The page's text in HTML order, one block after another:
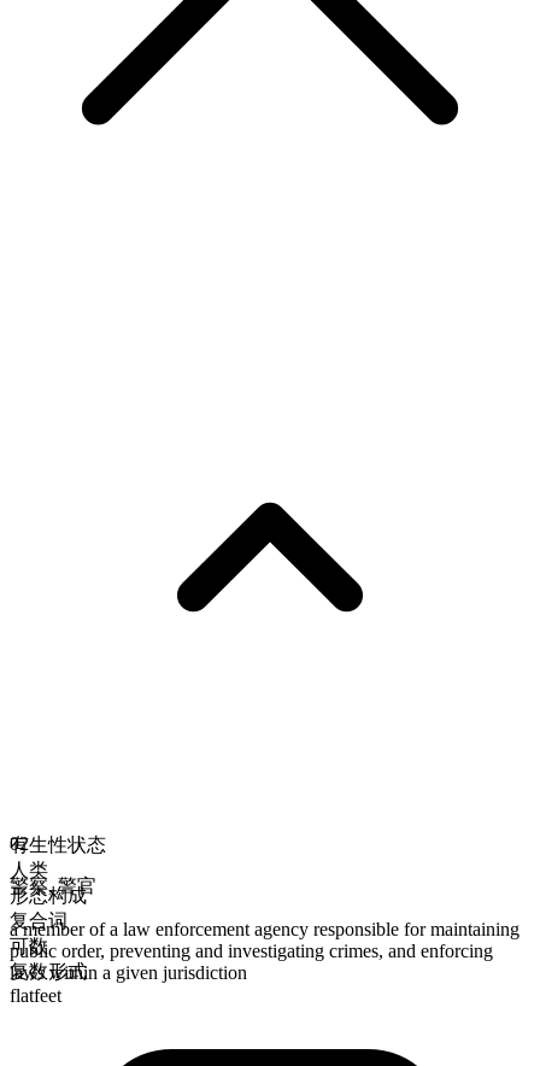
有生性状态
人类
形态构成
复合词
可数
复数形式
flatfeet
02
警察,警官
a member of a law enforcement agency responsible for maintaining
public order, preventing and investigating crimes, and enforcing
laws within a given jurisdiction